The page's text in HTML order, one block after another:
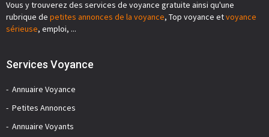
Vous y trouverez des services de voyance gratuite ainsi qu'une
rubrique de petites annonces de la voyance, Top voyance etvoyance
sérieuse, emploi, ...
Services Voyance
Annuaire Voyance
Petites Annonces
Annuaire Voyants